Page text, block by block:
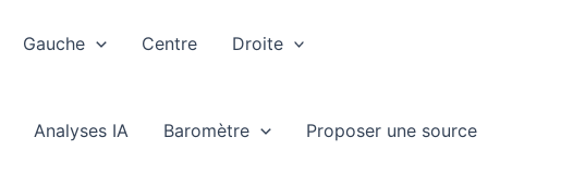
Gauche Centre Droite
Analyses IA Baromètre Proposer une source